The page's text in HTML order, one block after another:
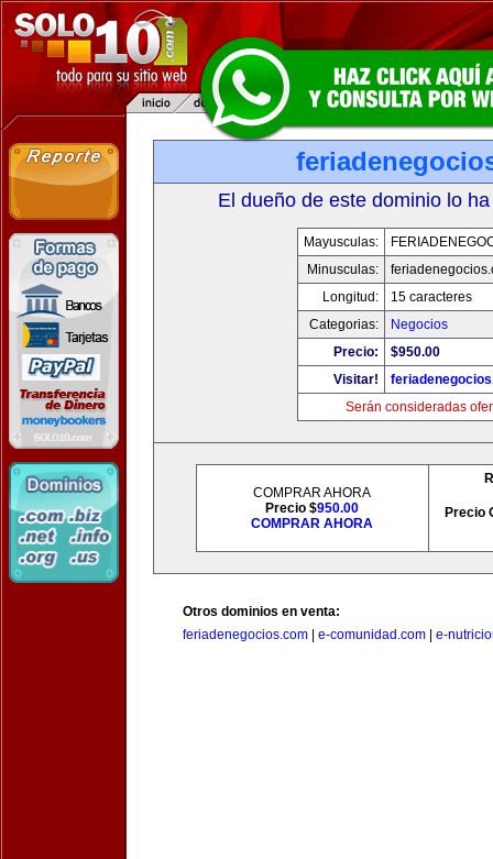
El dueño de este dominio lo
Mayusculas:
Minusculas:
Longitud:
15 caracteres
Categorias:
Negocios
Precio:
$950.00
Visitar!
Serán consideradas
COMPRAR AHORA
Precio $950.00
COMPRAR AHORA
Precio
Otros dominios en venta:
feriadenegocios.com
e-comunidad.com e-